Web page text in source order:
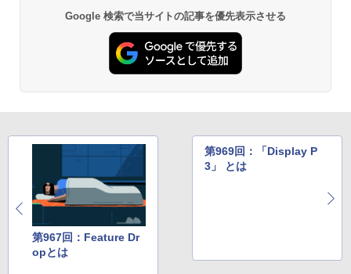
Google 検索で当サイトの記事を優先表示させる
第967回：Feature Dr
opとは
第969回：「Display P
3」 とは